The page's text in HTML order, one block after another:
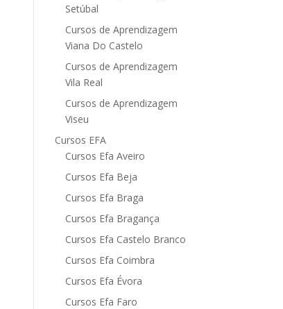
Setúbal
Cursos de Aprendizagem
Viana Do Castelo
Cursos de Aprendizagem
Vila Real
Cursos de Aprendizagem
Viseu
Cursos EFA
Cursos Efa Aveiro
Cursos Efa Beja
Cursos Efa Braga
Cursos Efa Bragança
Cursos Efa Castelo Branco
Cursos Efa Coimbra
Cursos Efa Évora
Cursos Efa Faro